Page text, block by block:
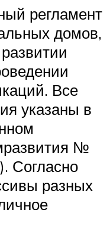
регламент
домов,
Все
указаны в
№
Согласно
разных